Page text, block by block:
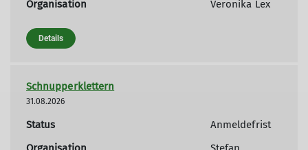
Organisation Veronika Lex
Details
Schnupperklettern
31.08.2026
Status
Anmeldefrist